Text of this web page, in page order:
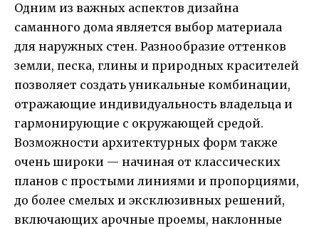
Одним из важных аспектов дизайна
саманного дома является выбор материала
для наружных стен. Разнообразие оттенков
земли, песка, глины и природных красителей
позволяет создать уникальные комбинации,
отражающие индивидуальность владельца и
гармонирующие с окружающей средой.
Возможности архитектурных форм также
очень широки — начиная от классических
планов с простыми линиями и пропорциями,
до более смелых и эксклюзивных решений,
включающих арочные проемы, наклонные